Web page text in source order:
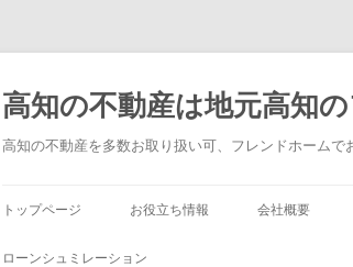
コ
テ
ン
ツ
へ
ス
高知の不動産は地元高知
高知の不動産を多数お取り扱い可、フレンドホーム
トップページ お役立ち情報 会社概要
ローンシュミレーション